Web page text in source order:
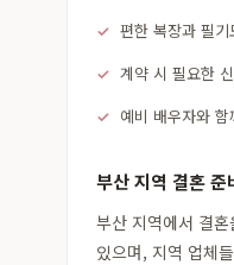
편한 복장과 필기
계약 시 필요한
예비 배우자와
부산 지역 결혼 준
부산 지역에서 결
있으며, 지역 업체